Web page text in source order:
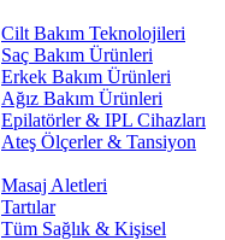
Cilt Bakım Teknolojileri
Saç Bakım Ürünleri
Erkek Bakım Ürünleri
Ağız Bakım Ürünleri
Epilatörler & IPL Cihazları
Ateş Ölçerler & Tansiyon
Masaj Aletleri
Tartılar
Tüm Sağlık & Kişisel